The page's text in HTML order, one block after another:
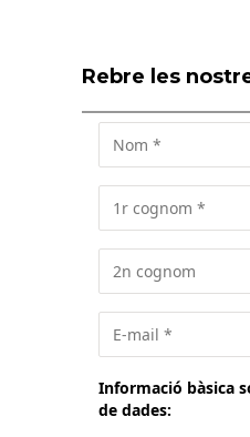
Rebre les
Informació bàsica
de dades: